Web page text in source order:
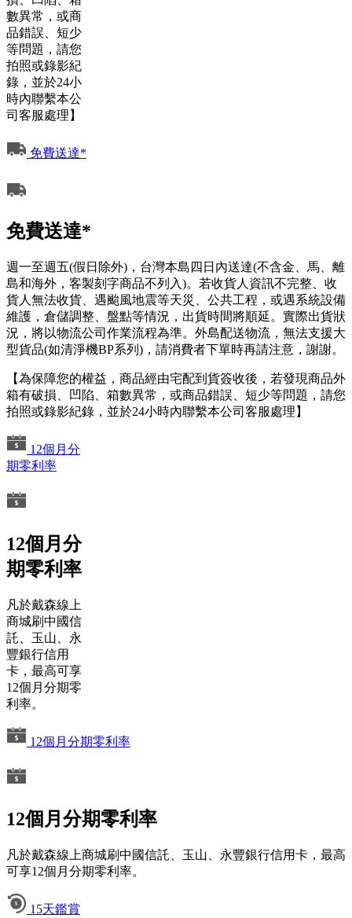
數異常，或商
品錯誤、短少
等問題，請您
拍照或錄影紀
錄，並於24小
時內聯繫本公
司客服處理】
免費送達*
免費送達*
週一至週五(假日除外)，台灣本島四日內送達(不含金、馬、離
島和海外，客製刻字商品不列入)。若收貨人資訊不完整、收
貨人無法收貨、遇颱風地震等天災、公共工程，或遇系統設備
維護，倉儲調整、盤點等情況，出貨時間將順延。實際出貨狀
況，將以物流公司作業流程為準。外島配送物流，無法支援大
型貨品(如清淨機BP系列)，請消費者下單時再請注意，謝謝。
【為保障您的權益，商品經由宅配到貨簽收後，若發現商品外
箱有破損、凹陷、箱數異常，或商品錯誤、短少等問題，請您
拍照或錄影紀錄，並於24小時內聯繫本公司客服處理】
12個月分
期零利率
12個月分
期零利率
凡於戴森線上
商城刷中國信
託、玉山、永
豐銀行信用
卡，最高可享
12個月分期零
利率。
12個月分期零利率
12個月分期零利率
凡於戴森線上商城刷中國信託、玉山、永豐銀行信用卡，最高
可享12個月分期零利率。
15天鑑賞